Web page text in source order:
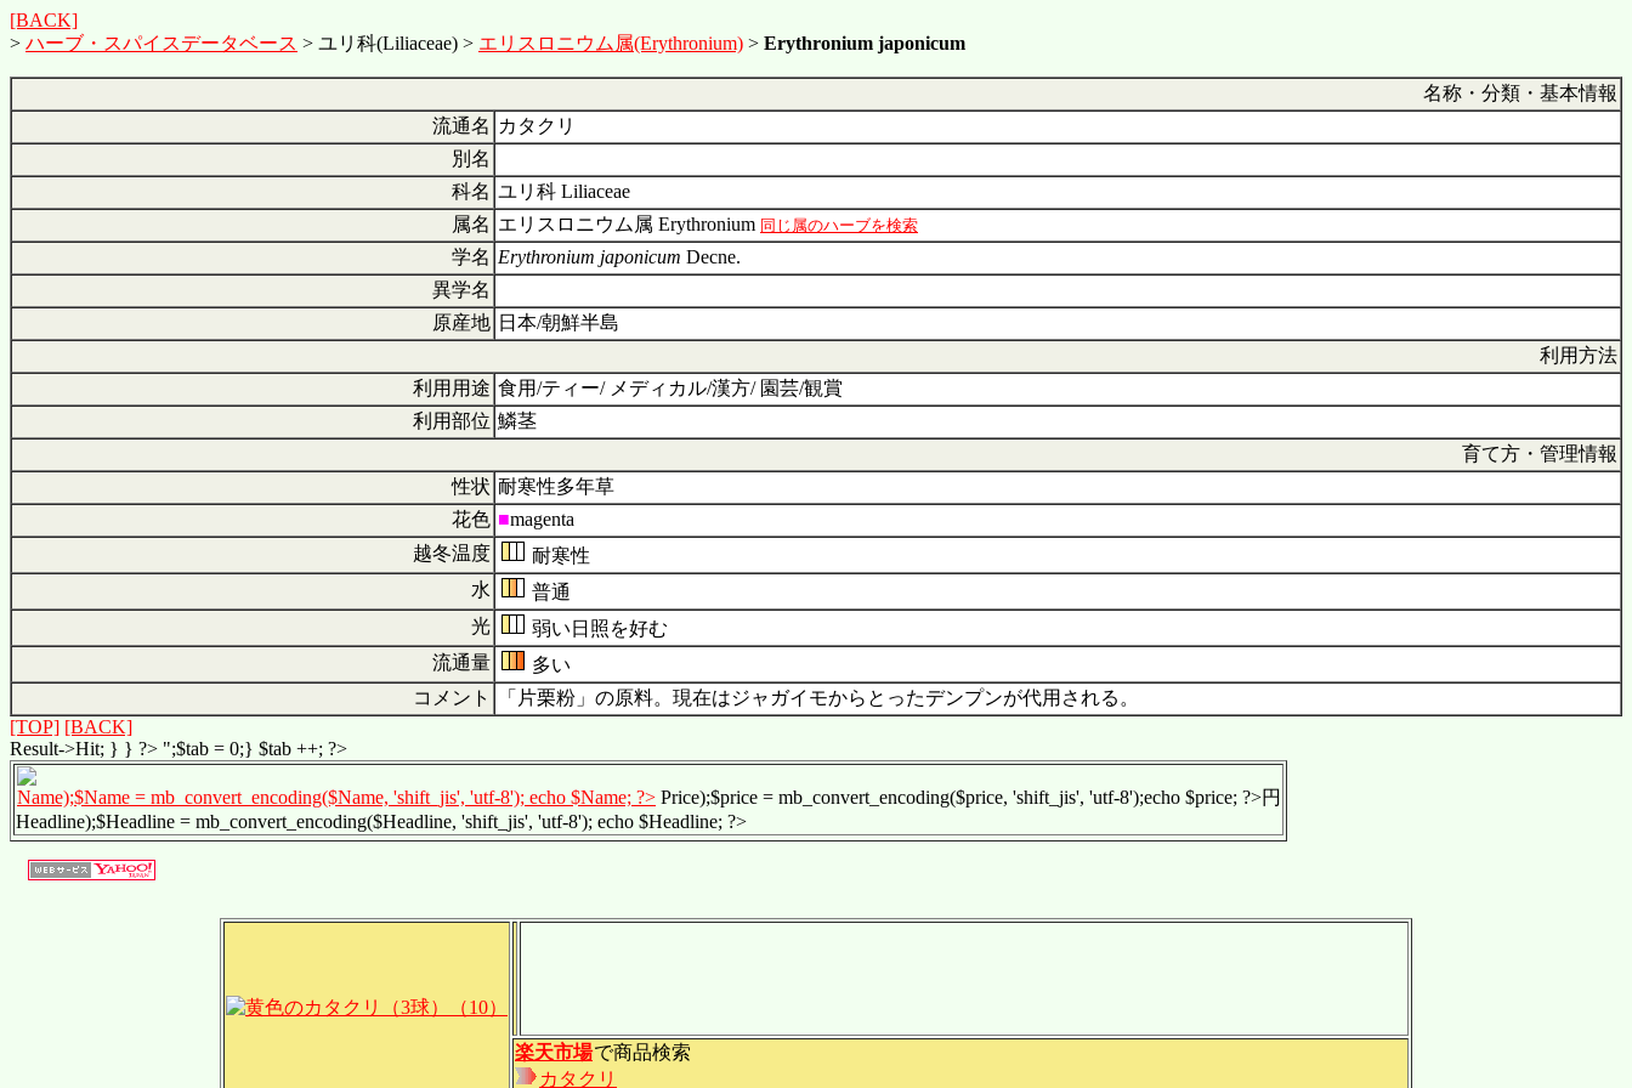
[BACK]
> ハーブ・スパイスデータベース > ユリ科(Liliaceae) > エリスロニウム属(Erythronium) > Erythronium japonicum
名称・分類・基本情報
流通名 カタクリ
別名
科名 ユリ科 Liliaceae
属名 エリスロニウム属 Erythronium 同じ属のハーブを検索
学名 Erythronium japonicum Decne.
異学名
原産地 日本/朝鮮半島
利用方法
利用用途 食用/ティー/ メディカル/漢方/ 園芸/観賞
利用部位 鱗茎
育て方・管理情報
性状 耐寒性多年草
花色 ■magenta
越冬温度
耐寒性
水
普通
光
弱い日照を好む
流通量
多い
コメント
「片栗粉」の原料。現在はジャガイモからとったデンプンが代用される。
[TOP] [BACK]
Result->Hit; } } ?> ";$tab = 0;} $tab ++; ?>
Name);$Name = mb_convert_encoding($Name, 'shift_jis', 'utf-8'); echo $Name; ?> Price);$price = mb_convert_encoding($price, 'shift_jis', 'utf-8');echo $price; ?>円
Headline);$Headline = mb_convert_encoding($Headline, 'shift_jis', 'utf-8'); echo $Headline; ?>
楽天市場で商品検索
カタクリ